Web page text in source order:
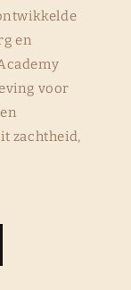
en
voor
zachtheid,